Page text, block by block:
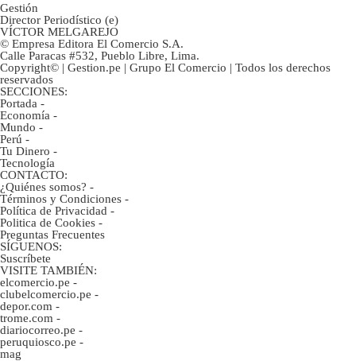
Gestión
Director Periodístico (e)
VÍCTOR MELGAREJO
© Empresa Editora El Comercio S.A.
Calle Paracas #532, Pueblo Libre, Lima.
Copyright© | Gestion.pe | Grupo El Comercio | Todos los derechos
reservados
SECCIONES:
Portada -
Economía -
Mundo -
Perú -
Tu Dinero -
Tecnología
CONTACTO:
¿Quiénes somos? -
Términos y Condiciones -
Política de Privacidad -
Politica de Cookies -
Preguntas Frecuentes
SÍGUENOS:
Suscríbete
VISITE TAMBIÉN:
elcomercio.pe -
clubelcomercio.pe -
depor.com -
trome.com -
diariocorreo.pe -
peruquiosco.pe -
mag